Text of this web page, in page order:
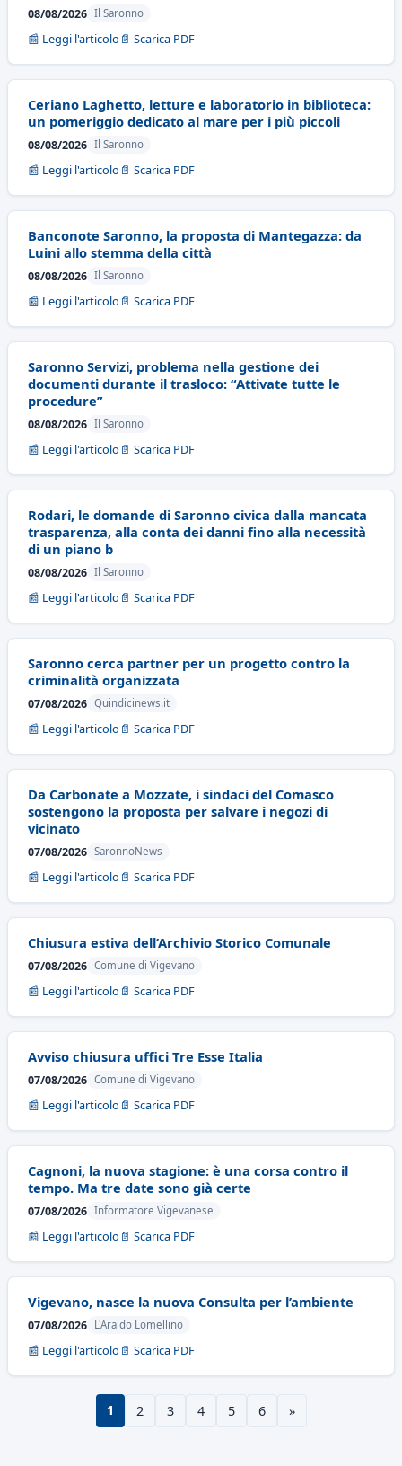
08/08/2026 Il Saronno
📰 Leggi l'articolo 📄 Scarica PDF
Ceriano Laghetto, letture e laboratorio in biblioteca:
un pomeriggio dedicato al mare per i più piccoli
08/08/2026 Il Saronno
📰 Leggi l'articolo 📄 Scarica PDF
Banconote Saronno, la proposta di Mantegazza: da
Luini allo stemma della città
08/08/2026 Il Saronno
📰 Leggi l'articolo 📄 Scarica PDF
Saronno Servizi, problema nella gestione dei
documenti durante il trasloco: “Attivate tutte le
procedure”
08/08/2026 Il Saronno
📰 Leggi l'articolo 📄 Scarica PDF
Rodari, le domande di Saronno civica dalla mancata
trasparenza, alla conta dei danni fino alla necessità
di un piano b
08/08/2026 Il Saronno
📰 Leggi l'articolo 📄 Scarica PDF
Saronno cerca partner per un progetto contro la
criminalità organizzata
07/08/2026 Quindicinews.it
📰 Leggi l'articolo 📄 Scarica PDF
Da Carbonate a Mozzate, i sindaci del Comasco
sostengono la proposta per salvare i negozi di
vicinato
07/08/2026 SaronnoNews
📰 Leggi l'articolo 📄 Scarica PDF
Chiusura estiva dell’Archivio Storico Comunale
07/08/2026 Comune di Vigevano
📰 Leggi l'articolo 📄 Scarica PDF
Avviso chiusura uffici Tre Esse Italia
07/08/2026 Comune di Vigevano
📰 Leggi l'articolo 📄 Scarica PDF
Cagnoni, la nuova stagione: è una corsa contro il
tempo. Ma tre date sono già certe
07/08/2026 Informatore Vigevanese
📰 Leggi l'articolo 📄 Scarica PDF
Vigevano, nasce la nuova Consulta per l’ambiente
07/08/2026 L'Araldo Lomellino
📰 Leggi l'articolo 📄 Scarica PDF
1 2 3 4 5 6 »